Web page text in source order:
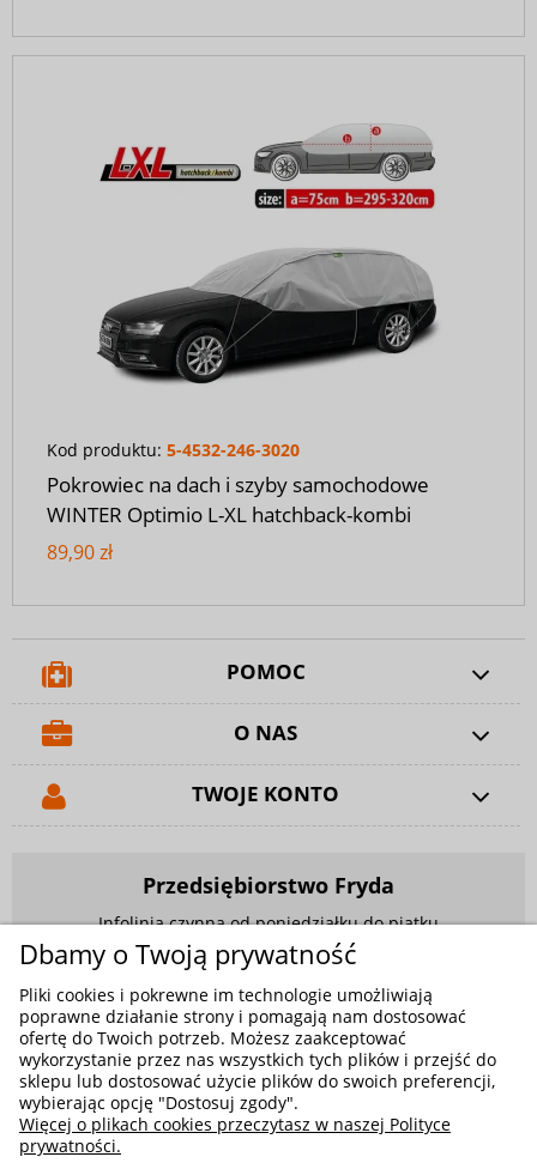
Kod produktu: 5-4532-246-3020
Pokrowiec na dach i szyby samochodowe
WINTER Optimio L-XL hatchback-kombi
89,90 zł
POMOC
O NAS
TWOJE KONTO
Przedsiębiorstwo Fryda
Infolinia czynna od poniedziałku do piątku
w godzinach 9.00 - 17.00
881 703 704
E-mail:sklep@fryda.com.pl
Sklepy stacjonarne:
ul. Składowa 26, 34-400 Nowy Targ
ul. Żywiecka 91, 43-300 Bielsko-Biała
Dbamy o Twoją prywatność
Pliki cookies i pokrewne im technologie umożliwiają
poprawne działanie strony i pomagają nam dostosować
ofertę do Twoich potrzeb. Możesz zaakceptować
wykorzystanie przez nas wszystkich tych plików i przejść do
sklepu lub dostosować użycie plików do swoich preferencji,
wybierając opcję "Dostosuj zgody".
Więcej o plikach cookies przeczytasz w naszej Polityce
prywatności.